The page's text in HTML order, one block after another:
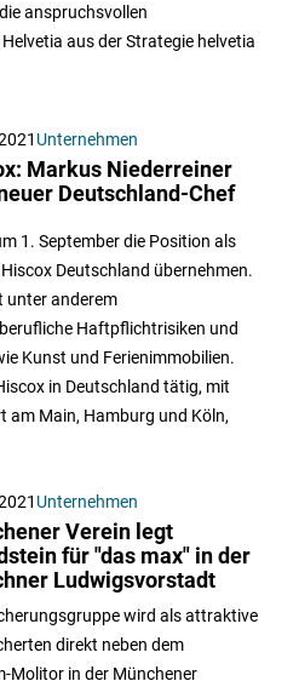
anspruchsvollen
aus der Strategie helvetia
Unternehmen
Markus Niederreiner
Deutschland-Chef
1. September die Position als
Deutschland übernehmen.
unter anderem
Haftpflichtrisiken und
Kunst und Ferienimmobilien.
in Deutschland tätig, mit
am Main, Hamburg und Köln,
Unternehmen
Verein legt
für "das max" in der
Ludwigsvorstadt
wird als attraktive
direkt neben dem
Molitor in der Münchener